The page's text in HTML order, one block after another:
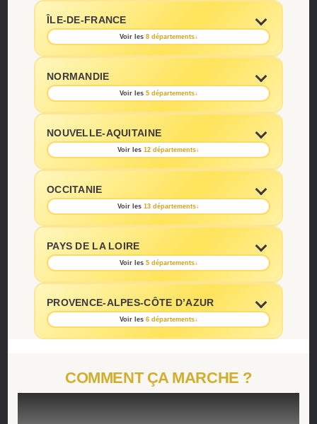
ÎLE-DE-FRANCE
Voir les 8 départements↓
NORMANDIE
Voir les 5 départements↓
NOUVELLE-AQUITAINE
Voir les 12 départements↓
OCCITANIE
Voir les 13 départements↓
PAYS DE LA LOIRE
Voir les 5 départements↓
PROVENCE-ALPES-CÔTE D’AZUR
Voir les 6 départements↓
COMMENT ÇA MARCHE ?